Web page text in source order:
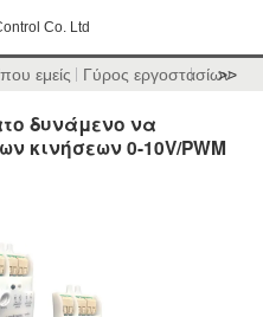
Co. Ltd
εμείς Γύρος εργοστασίων
>>
δυνάμενο να
κινήσεων 0-10V/PWM